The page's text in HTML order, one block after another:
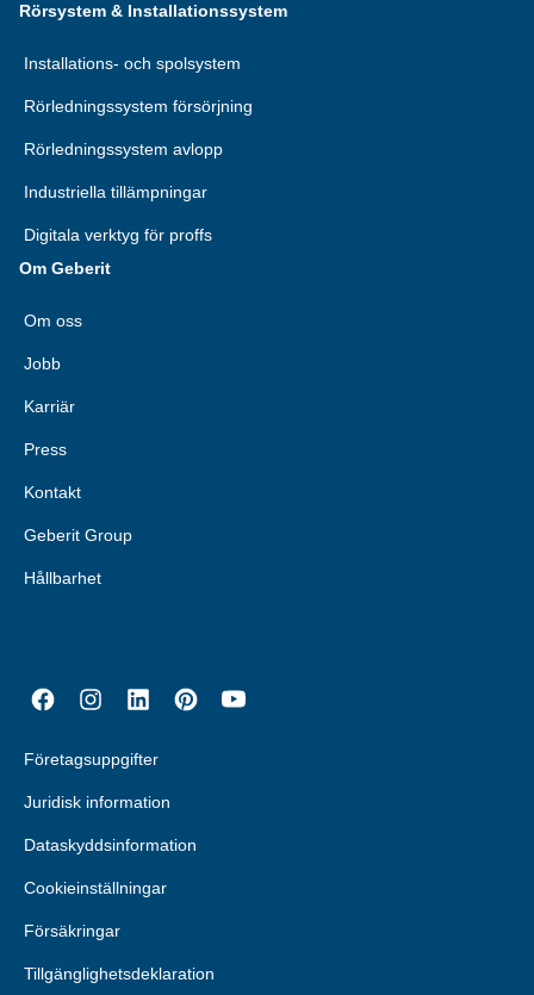
Rörsystem & Installationssystem
Installations- och spolsystem
Rörledningssystem försörjning
Rörledningssystem avlopp
Industriella tillämpningar
Digitala verktyg för proffs
Om Geberit
Om oss
Jobb
Karriär
Press
Kontakt
Geberit Group
Hållbarhet
Företagsuppgifter
Juridisk information
Dataskyddsinformation
Cookieinställningar
Försäkringar
Tillgänglighetsdeklaration